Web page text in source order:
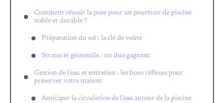
Comment réussir la pose pour un pourtour de piscine
stable et durable ?
Préparation du sol : la clé de voûte
Strates et géotextile : un duo gagnant
Gestion de l’eau et entretien : les bons réflexes pour
préserver votre maison
Anticiper la circulation de l’eau autour de la piscine